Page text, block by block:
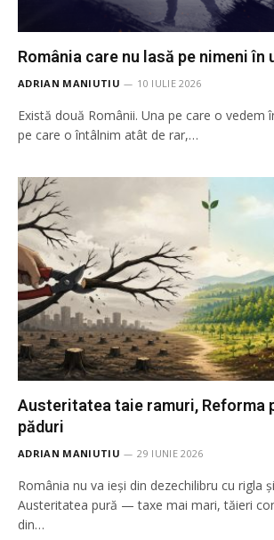
România care nu lasă pe nimeni în
ADRIAN MANIUTIU 10 IULIE 2026
Există două Românii. Una pe care o vedem
pe care o întâlnim atât de rar,…
Austeritatea taie ramuri, Reforma
păduri
ADRIAN MANIUTIU 29 IUNIE 2026
România nu va ieși din dezechilibru cu rigla
Austeritatea pură — taxe mai mari, tăieri
din…